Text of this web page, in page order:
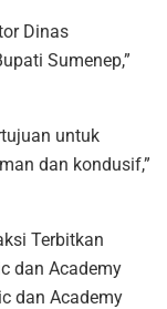
Dinas
Sumenep,”
untuk
dan kondusif,”
Terbitkan
dan Academy
dan Academy